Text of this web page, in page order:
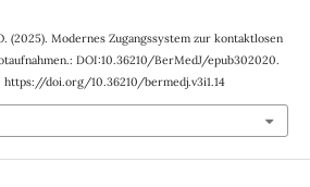
(2025). Modernes Zugangssystem zur kontaktlosen
DOI:10.36210/BerMedJ/epub302020.
https://doi.org/10.36210/bermedj.v3i1.14